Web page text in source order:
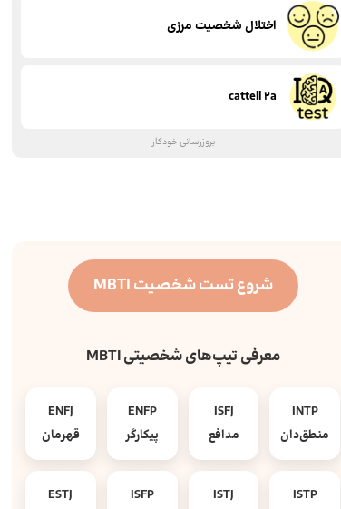
اختلال شخصیت مرزی
cattell 2a
بروزرسانی خودکار
شروع تست شخصیت MBTI
معرفی تیپ‌های شخصیتی MBTI
INTP
منطق‌دان
ISFJ
مدافع
ENFP
پیکارگر
ENFJ
قهرمان
ISTP
ISTJ
ISFP
ESTJ